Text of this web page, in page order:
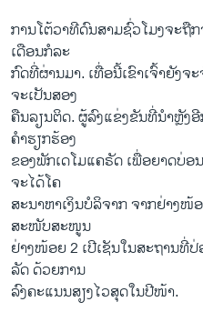
ການ​ໂຕ້​ວາ​ທີ​ດົນ​ສາມ​ຊົ່ວ​ໂມງ​ຈະ​ຖື
ເດືອນ​ກໍ​ລະ​
ກົດທີ່ຜ່ານມາ. ເທື່ອນີ້ເຂົາເຈົ້າຍັງ
ຈະເປັນສອງ
ຄືນລຽນຕິດ. ຜູ້ລົງແຂ່ງຂັນທີ່ນຳຫຼັງ
ຄຳຮຽກຮ້ອງ
ຂອງພັກເດໂມແຄຣັດ ເພື່ອຍາດບ່
ຈະໄດ້ໂຄ
ສະນາຫາເງິນບໍລິຈາກ ຈາກຢ່າງໜ້
ສະໜັບສະໜູນ
ຢ່າງໜ້ອຍ 2 ເປີເຊັນໃນສະຖານທີ່
ລັດ ດ້ວຍການ
ລົງຄະແນນສຽງໄວສຸດໃນປີໜ້າ.